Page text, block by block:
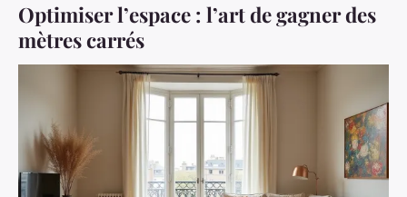
Optimiser l’espace : l’art de gagner des
mètres carrés